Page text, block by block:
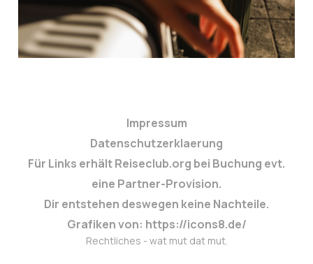
Impressum
Datenschutzerklaerung
Für Links erhält Reiseclub.org bei Buchung evt.
eine Partner-Provision.
Dir entstehen deswegen keine Nachteile.
Grafiken von: https://icons8.de/
Rechtliches - wat mut dat mut.